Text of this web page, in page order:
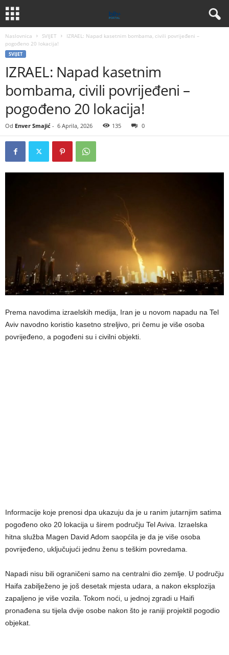
Naslovnica SVIJET
IZRAEL: Napad kasetnim bombama, civili povrijeđeni –
pogođeno 20 lokacija!
SVIJET
IZRAEL: Napad kasetnim
bombama, civili povrijeđeni –
pogođeno 20 lokacija!
Od Enver Smajić - 6 Aprila, 2026 135 0
Prema navodima izraelskih medija, Iran je u novom napadu na Tel
Aviv navodno koristio kasetno streljivo, pri čemu je više osoba
povrijeđeno, a pogođeni su i civilni objekti.
Informacije koje prenosi dpa ukazuju da je u ranim jutarnjim satima
pogođeno oko 20 lokacija u širem području Tel Aviva. Izraelska
hitna služba Magen David Adom saopćila je da je više osoba
povrijeđeno, uključujući jednu ženu s teškim povredama.
Napadi nisu bili ograničeni samo na centralni dio zemlje. U području
Haifa zabilježeno je još desetak mjesta udara, a nakon eksplozija
zapaljeno je više vozila. Tokom noći, u jednoj zgradi u Haifi
pronađena su tijela dvije osobe nakon što je raniji projektil pogodio
objekat.